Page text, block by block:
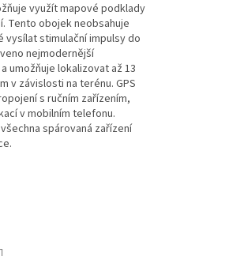
využít mapové podklady
Tento obojek neobsahuje
vysílat stimulační impulsy do
nejmodernější
umožňuje lokalizovat až 13
v závislosti na terénu. GPS
s ručním zařízením,
v mobilním telefonu.
spárovaná zařízení